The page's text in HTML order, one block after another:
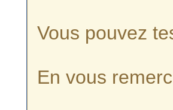
Vous pouvez
En vous